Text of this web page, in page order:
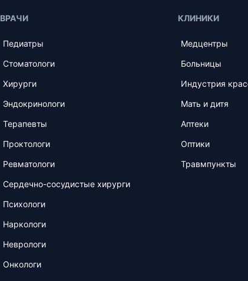
ВРАЧИ
Педиатры
Стоматологи
Хирурги
Эндокринологи
Терапевты
Проктологи
Ревматологи
Сердечно-сосудистые хирурги
Психологи
Наркологи
Неврологи
Онкологи
КЛИНИКИ
Медцентры
Больницы
Индустрия
Мать и дитя
Аптеки
Оптики
Травмпункты